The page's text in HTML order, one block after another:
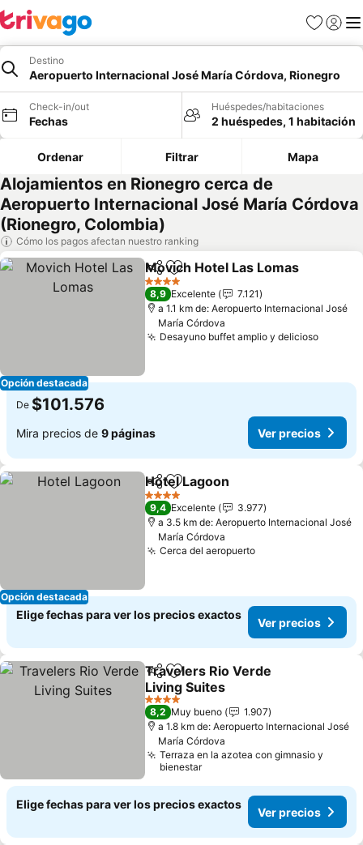
Favoritos
Iniciar
Destino
Aeropuerto Internacional José María Córdova, Rionegro
Check-in/out
Fechas
Huéspedes/habitaciones
2 huéspedes, 1 habitación
Ordenar Filtrar Mapa
Alojamientos en Rionegro cerca de
Aeropuerto Internacional José María Córdova
(Rionegro, Colombia)
Cómo los pagos afectan nuestro ranking
Opción destacada
CompartirAgregar a favoritos
Movich Hotel Las Lomas
4 Estrellas
8,9 Excelente
7.121
a 1.1 km de: Aeropuerto Internacional José
María Córdova
Desayuno buffet amplio y deliciosoVer
De $101.576
Mira precios de 9 páginas Ver precios
Opción destacada
CompartirAgregar a favoritos
Hotel Lagoon
4 Estrellas
9,4 Excelente
3.977
a 3.5 km de: Aeropuerto Internacional José
María Córdova
Cerca del aeropuertoVer precios
Elige fechas para ver los precios exactos
Ver precios
Compartir
Agregar a favoritos
Travelers Rio Verde
Living Suites
Ver precios
4 Estrellas
8,2 Muy bueno
1.907
a 1.8 km de: Aeropuerto Internacional José
María Córdova
Terraza en la azotea con gimnasio y
bienestar
Elige fechas para ver los precios exactos
Ver precios